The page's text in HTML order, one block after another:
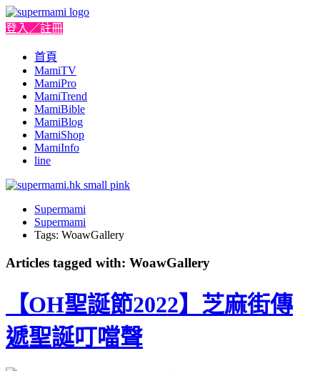
登入／註冊
首頁
MamiTV
MamiPro
MamiTrend
MamiBible
MamiBlog
MamiShop
MamiInfo
line
Supermami
Supermami
Tags: WoawGallery
Articles tagged with: WoawGallery
【OH聖誕節2022】芝麻街傳
遞聖誕叮噹聲